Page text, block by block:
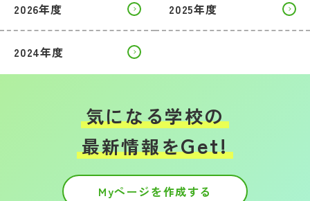
2026年度 2025年度
2024年度
気になる学校の
最新情報をGet!
Myページを作成する